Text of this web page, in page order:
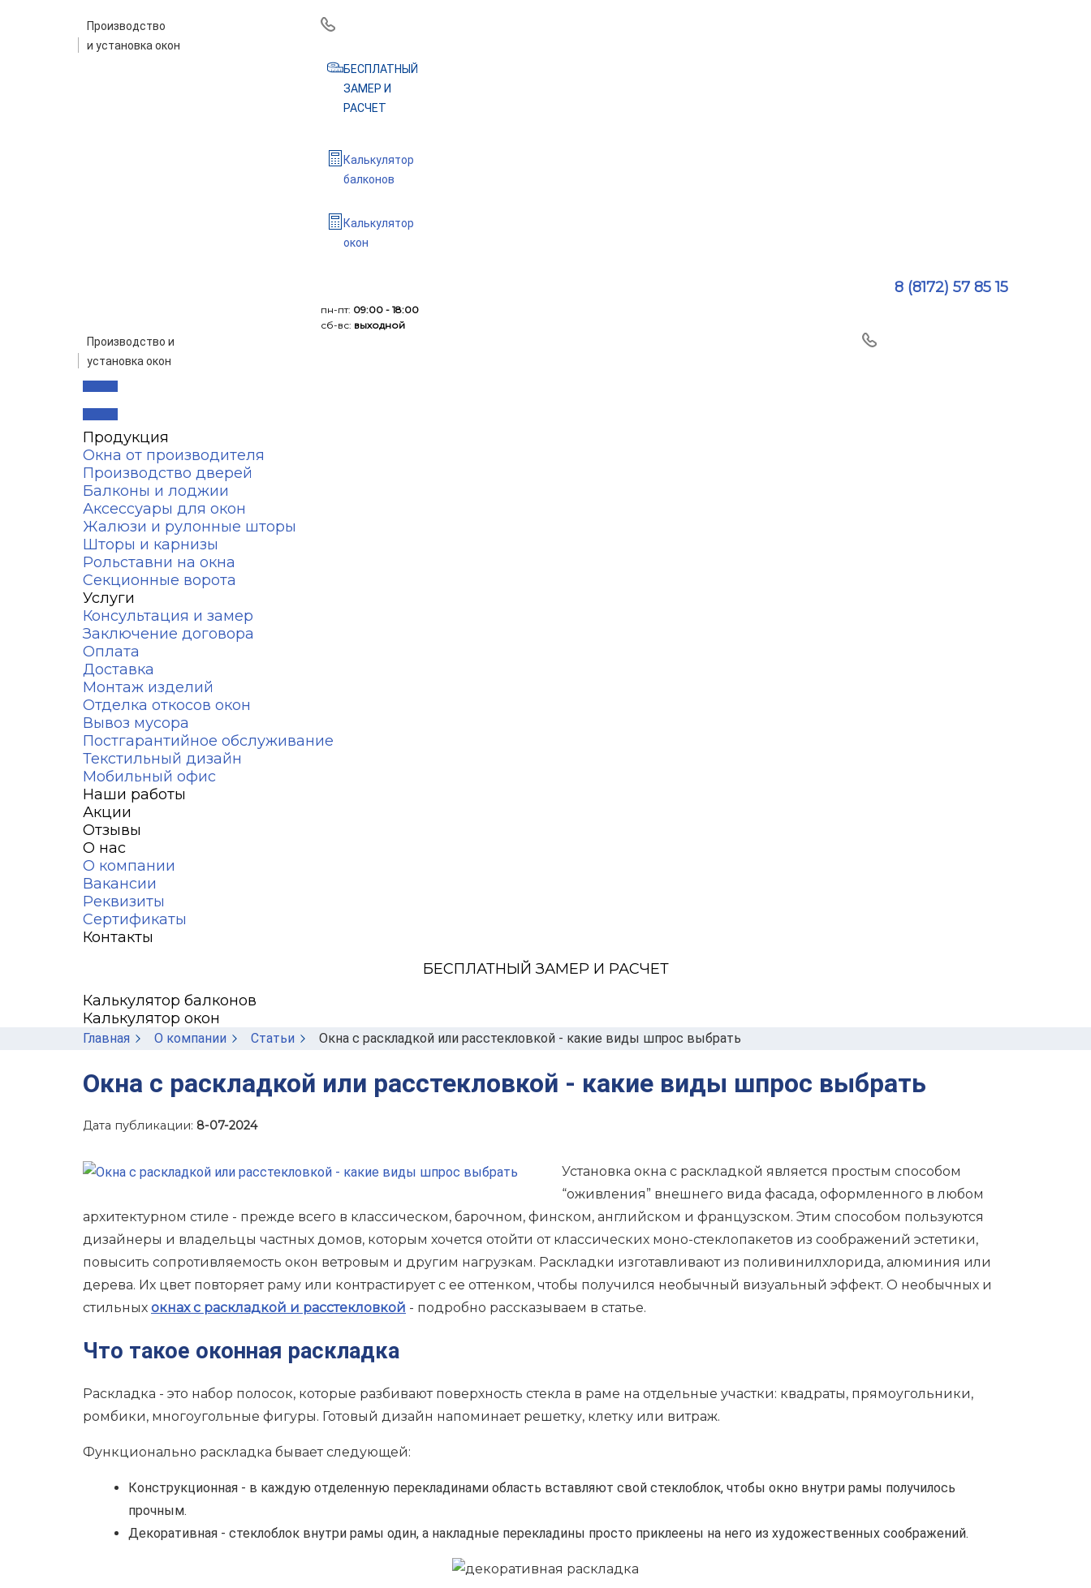
Производство
и установка окон
БЕСПЛАТНЫЙ
ЗАМЕР И
РАСЧЕТ
Калькулятор
балконов
Калькулятор
окон
8 (8172) 57 85 15
пн-пт: 09:00 - 18:00
сб-вс: выходной
Производство и
установка окон
Продукция
Окна от производителя
Производство дверей
Балконы и лоджии
Аксессуары для окон
Жалюзи и рулонные шторы
Шторы и карнизы
Рольставни на окна
Секционные ворота
Услуги
Консультация и замер
Заключение договора
Оплата
Доставка
Монтаж изделий
Отделка откосов окон
Вывоз мусора
Постгарантийное обслуживание
Текстильный дизайн
Мобильный офис
Наши работы
Акции
Отзывы
О нас
О компании
Вакансии
Реквизиты
Сертификаты
Контакты
БЕСПЛАТНЫЙ ЗАМЕР И РАСЧЕТ
Калькулятор балконов
Калькулятор окон
Главная О компании Статьи Окна с раскладкой или расстекловкой - какие виды шпрос выбрать
Окна с раскладкой или расстекловкой - какие виды шпрос выбрать
Дата публикации: 8-07-2024
Установка окна с раскладкой является простым способом
“оживления” внешнего вида фасада, оформленного в любом
архитектурном стиле - прежде всего в классическом, барочном, финском, английском и французском. Этим способом пользуются
дизайнеры и владельцы частных домов, которым хочется отойти от классических моно-стеклопакетов из соображений эстетики,
повысить сопротивляемость окон ветровым и другим нагрузкам. Раскладки изготавливают из поливинилхлорида, алюминия или
дерева. Их цвет повторяет раму или контрастирует с ее оттенком, чтобы получился необычный визуальный эффект. О необычных и
стильных окнах с раскладкой и расстекловкой - подробно рассказываем в статье.
Что такое оконная раскладка
Раскладка - это набор полосок, которые разбивают поверхность стекла в раме на отдельные участки: квадраты, прямоугольники,
ромбики, многоугольные фигуры. Готовый дизайн напоминает решетку, клетку или витраж.
Функционально раскладка бывает следующей:
Конструкционная - в каждую отделенную перекладинами область вставляют свой стеклоблок, чтобы окно внутри рамы получилось
прочным.
Декоративная - стеклоблок внутри рамы один, а накладные перекладины просто приклеены на него из художественных соображений.